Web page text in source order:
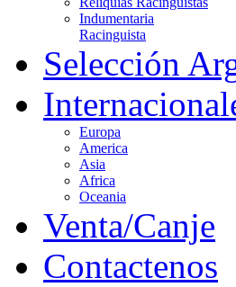
Indumentaria
Racinguista
Selección
Europa
America
Asia
Africa
Oceania
Venta/Canje
Contactenos